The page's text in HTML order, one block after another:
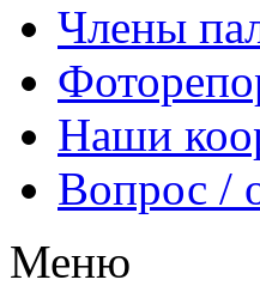
Члены
Наши
Вопрос /
Меню